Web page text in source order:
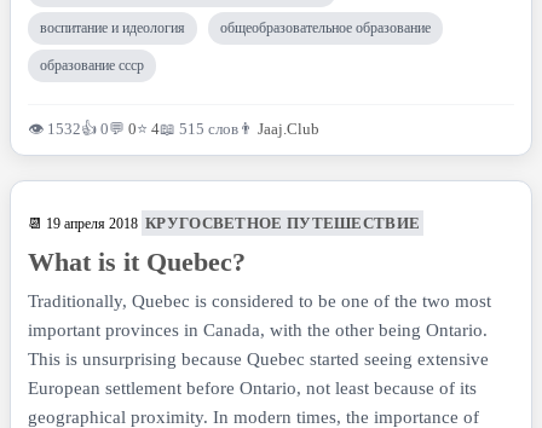
воспитание и идеология общеобразовательное образование
образование ссср
👁 1532👍 0💬 0⭐ 4📖 515 слов 👨 Jaaj.Club
📆 19 апреля 2018 КРУГОСВЕТНОЕ ПУТЕШЕСТВИЕ
What is it Quebec?
Traditionally, Quebec is considered to be one of the two most
important provinces in Canada, with the other being Ontario.
This is unsurprising because Quebec started seeing extensive
European settlement before Ontario, not least because of its
geographical proximity. In modern times, the importance of